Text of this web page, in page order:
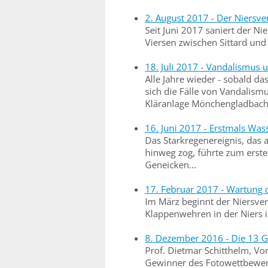
2. August 2017 - Der
Seit Juni 2017 saniert der
Viersen zwischen Sittard und
18. Juli 2017 - Vandalismus
Alle Jahre wieder - sobald
sich die Fälle von
Kläranlage
16. Juni 2017 - Erstmals
Das Starkregenereignis,
hinweg zog, führte zum
Geneicken...
17. Februar 2017 - Wartung
Im März beginnt der
Klappenwehren in der Niers
8. Dezember 2016 - Die 13
Prof. Dietmar Schitthelm,
Gewinner des